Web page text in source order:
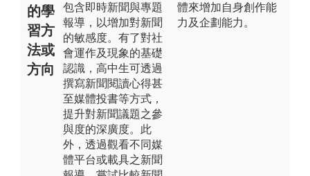
的學
習方
法或
方向
包含即時新聞與專題
報導，以增加對新聞
的敏感度。有了對社
會運作及現象的基礎
認識，高中生可透過
撰寫新聞閱讀心得甚
至媒體投書等方式，
提升對新聞議題之參
與度的深廣度。此
外，透過觀看不同媒
體平台或載具之新聞
體來增加自身創作能
力及企劃能力。